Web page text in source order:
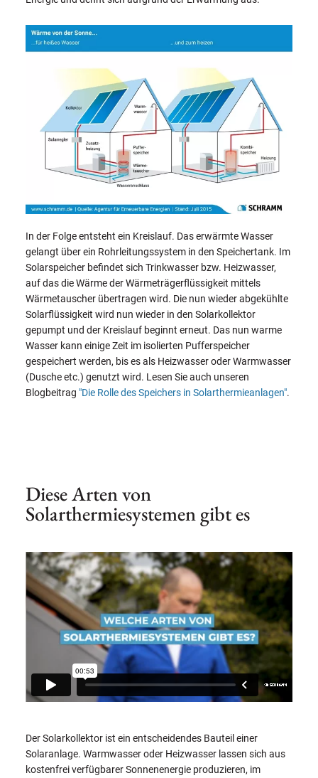
In der Folge entsteht ein Kreislauf. Das erwärmte Wasser
gelangt über ein Rohrleitungssystem in den Speichertank. Im
Solarspeicher befindet sich Trinkwasser bzw. Heizwasser,
auf das die Wärme der Wärmeträgerflüssigkeit mittels
Wärmetauscher übertragen wird. Die nun wieder abgekühlte
Solarflüssigkeit wird nun wieder in den Solarkollektor
gepumpt und der Kreislauf beginnt erneut. Das nun warme
Wasser kann einige Zeit im isolierten Pufferspeicher
gespeichert werden, bis es als Heizwasser oder Warmwasser
(Dusche etc.) genutzt wird. Lesen Sie auch unseren
Blogbeitrag "Die Rolle des Speichers in Solarthermieanlagen".
Diese Arten von
Solarthermiesystemen gibt es
Der Solarkollektor ist ein entscheidendes Bauteil einer
Solaranlage. Warmwasser oder Heizwasser lassen sich aus
kostenfrei verfügbarer Sonnenenergie produzieren, im